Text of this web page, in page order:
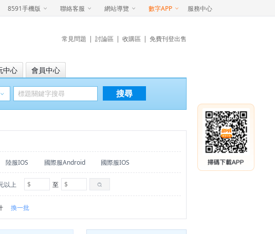
8591手機版 聯絡客服 網站導覽 數字APP 服務中心
常見問題 | 討論區 | 收購區 | 免費刊登出售
中心 會員中心
搜尋
陸服IOS 國際服Android 國際服IOS
以上 至
換一批